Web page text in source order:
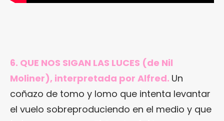
6. QUE NOS SIGAN LAS LUCES (de Nil
Moliner), interpretada por Alfred. Un
coñazo de tomo y lomo que intenta levantar
el vuelo sobreproduciendo en el medio y que